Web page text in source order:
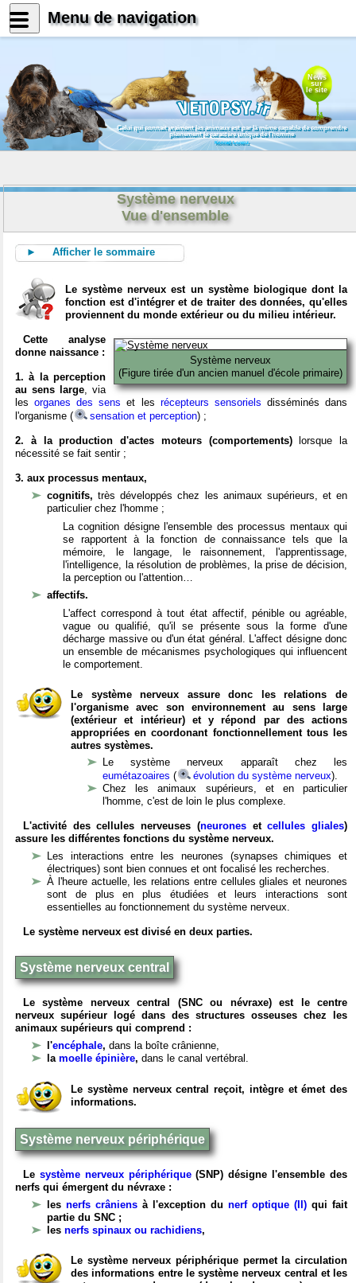
News
sur
le site
Celui qui connait vraiment les animaux est par là même capable de comprendre
pleinement le caractère unique de l'homme
Konrad Lorenz
Système nerveux
Vue d'ensemble
► Afficher le sommaire
Le système nerveux est un système biologique dont la
fonction est d'intégrer et de traiter des données, qu'elles
proviennent du monde extérieur ou du milieu intérieur.
Système nerveux
(Figure tirée d'un ancien manuel d'école primaire)
Cette analyse
donne naissance :
1. à la perception
au sens large, via
lesorganes des sens et les récepteurs sensoriels disséminés dans
l'organisme (
sensation et perception) ;
2. à la production d'actes moteurs (comportements)lorsque la
nécessité se fait sentir ;
3. aux processus mentaux,
cognitifs,très développés chez les animaux supérieurs, et en
particulier chez l'homme ;
La cognition désigne l'ensemble des processus mentaux qui
se rapportent à la fonction de connaissance tels que la
mémoire, le langage, le raisonnement, l'apprentissage,
l'intelligence, la résolution de problèmes, la prise de décision,
la perception ou l'attention…
affectifs.
L'affect correspond à tout état affectif, pénible ou agréable,
vague ou qualifié, qu'il se présente sous la forme d'une
décharge massive ou d'un état général. L'affect désigne donc
un ensemble de mécanismes psychologiques qui influencent
le comportement.
Le système nerveux assure donc les relations de
l'organisme avec son environnement au sens large
(extérieur et intérieur) et y répond par des actions
appropriées en coordonant fonctionnellement tous les
autres systèmes.
Le système nerveux apparaît chez les
eumétazoaires ( évolution du système nerveux).
Chez les animaux supérieurs, et en particulier
l'homme, c'est de loin le plus complexe.
L'activité des cellules nerveuses (neuronesetcellules gliales)
assure les différentes fonctions du système nerveux.
Les interactions entre les neurones (synapses chimiques et
électriques) sont bien connues et ont focalisé les recherches.
À l'heure actuelle, les relations entre cellules gliales et neurones
sont de plus en plus étudiées et leurs interactions sont
essentielles au fonctionnement du système nerveux.
Le système nerveux est divisé en deux parties.
Système nerveux central
Le système nerveux central (SNC ou névraxe) est le centre
nerveux supérieur logé dans des structures osseuses chez les
animaux supérieurs qui comprend :
l'encéphale, dans la boîte crânienne,
la moelle épinière, dans le canal vertébral.
Le système nerveux central reçoit, intègre et émet des
informations.
Système nerveux périphérique
Le système nerveux périphérique(SNP) désigne l'ensemble des
nerfs qui émergent du névraxe :
les nerfs crâniens à l'exception du nerf optique (II) qui fait
partie du SNC ;
les nerfs spinaux ou rachidiens,
Le système nerveux périphérique permet la circulation
des informations entre le système nerveux central et les
Menu de navigation